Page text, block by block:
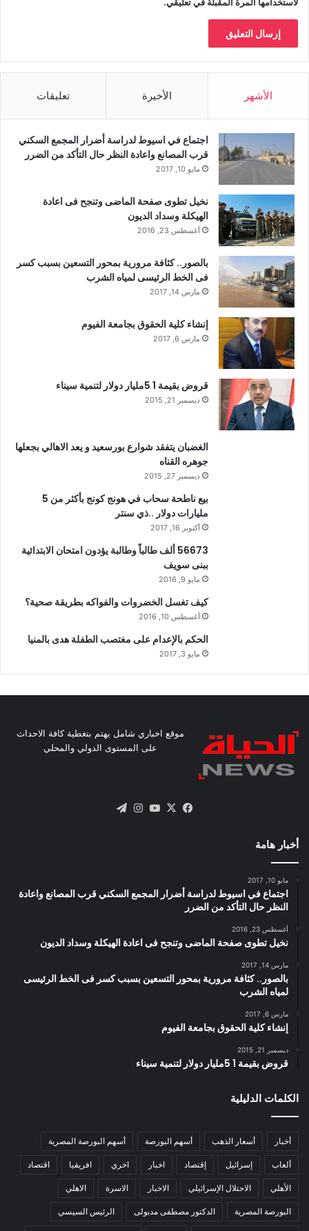
الأشهر الأخيرة تعليقات
اجتماع في اسيوط لدراسة أضرار المجمع السكني
قرب المصانع واعادة النظر حال التأكد من الضرر
مايو 10, 2017
نخيل تطوى صفحة الماضى وتنجح فى اعادة
الهيكلة وسداد الديون
أغسطس 23, 2016
بالصور.. كثافة مرورية بمحور التسعين بسبب كسر
فى الخط الرئيسى لمياه الشرب
مارس 14, 2017
إنشاء كلية الحقوق بجامعة الفيوم
مارس 6, 2017
قروض بقيمة 1 5مليار دولار لتنمية سيناء
ديسمبر 21, 2015
الغضبان يتفقد شوارع بورسعيد و يعد الاهالي بجعلها
جوهره القناه
ديسمبر 27, 2015
بيع ناطحة سحاب في هونج كونج بأكثر من 5
مليارات دولار ..ذي سنتر
أكتوبر 16, 2017
56673 ألف طالباً وطالبة يؤدون امتحان الابتدائية
ببنى سويف
مايو 9, 2016
كيف تغسل الخضروات والفواكه بطريقة صحية؟
أغسطس 10, 2016
الحكم بالإعدام على مغتصب الطفلة هدى بالمنيا
مايو 3, 2017
موقع اخباري شامل يهتم بتغطية كافة الاحداث
على المستوى الدولي والمحلي
فيسبوك
X يوتيوبانستقرام
أخبار هامة
مايو 10, 2017
اجتماع في اسيوط لدراسة أضرار المجمع السكني قرب المصانع واعادة
النظر حال التأكد من الضرر
أغسطس 23, 2016
نخيل تطوى صفحة الماضى وتنجح فى اعادة الهيكلة وسداد الديون
مارس 14, 2017
بالصور.. كثافة مرورية بمحور التسعين بسبب كسر فى الخط الرئيسى
لمياه الشرب
مارس 6, 2017
إنشاء كلية الحقوق بجامعة الفيوم
ديسمبر 21, 2015
قروض بقيمة 1 5مليار دولار لتنمية سيناء
الكلمات الدليلية
أخبار أسعار الذهب أسهم البورصة أسهم البورصة المصرية
ألعاب إسرائيل إقتصاد اخبار اخري افريقيا اقتصاد
الأهلي الاحتلال الإسرائيلي الاخبار الاسرة الاهلي
البورصة المصرية الدكتور مصطفى مدبولى الرئيس السيسي